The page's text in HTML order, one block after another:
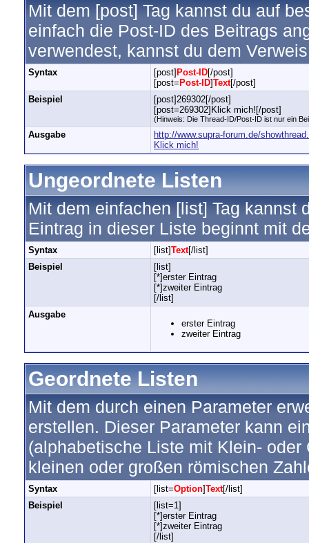
Mit dem [post] Tag kannst du auf
einfach die Post-ID des Beitrags
verwendest, kannst du dem
Syntax [post] Post-ID[/post]
[post= Post-ID]Text[/post]
Beispiel
[post]269302[/post]
[post=269302]Klick mich![/post]
(Hinweis: Die Thread-ID/Post-ID ist nur ein
Ausgabe
http://www.supra-forum.de/
Klick mich!
Ungeordnete Listen
Mit dem einfachen [list] Tag kannst
Eintrag in dieser Liste beginnt mit
Syntax [list]Text[/list]
Beispiel
[list]
[*]erster Eintrag
[*]zweiter Eintrag
[/list]
Ausgabe
erster Eintrag
zweiter Eintrag
Geordnete Listen
Mit dem durch einen Parameter
erstellen. Dieser Parameter kann
(alphabetische Liste mit Klein-
kleinen oder großen römischen
Syntax [list=Option]Text[/list]
Beispiel
[list=1]
[*]erster Eintrag
[*]zweiter Eintrag
[/list]